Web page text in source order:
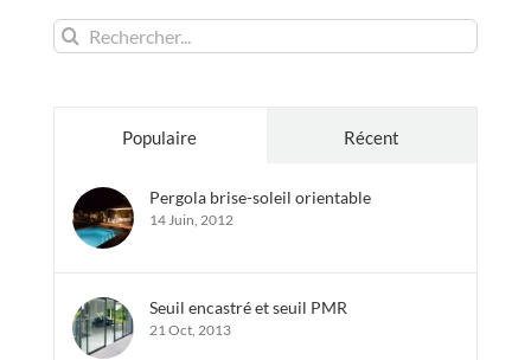
Rechercher:
Populaire Récent
Pergola brise-soleil orientable
14 Juin, 2012
Seuil encastré et seuil PMR
21 Oct, 2013